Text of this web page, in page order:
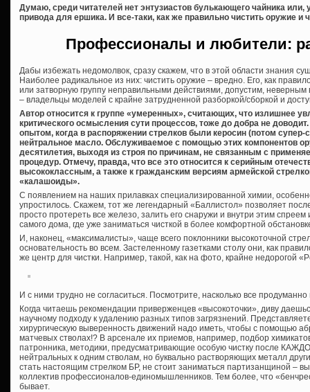
Думаю, среди читателей нет энтузиастов булькающего чайника или,
привода для ершика. И все-таки, как же правильно чистить оружие и
Профессионалы и любители:
Дабы избежать недомолвок, сразу скажем, что в этой области знания
Наиболее радикальное из них: чистить оружие – вредно. Его, как
или затворную группу неправильными действиями, допустим,
– владельцы моделей с крайне затрудненной разборкой/сборкой и
Автор относится к группе «умеренных», считающих, что излишнее
критического осмысления сути процессов, тоже до добра не
опытом, когда в распоряжении стрелков были керосин (потом супер-
нейтральное масло. Обслуживаемое с помощью этих компонентов
десятилетия, выходя из строя по причинам, не связанным с
процедур. Отмечу, правда, что все это относится к серийным
высококлассным, а также к гражданским версиям армейской
«калашоиды».
С появлением на наших прилавках специализированной химии,
упростилось. Скажем, тот же легендарный «Баллистол» позволяет
просто протереть все железо, залить его снаружи и внутри этим
самого дома, где уже заниматься чисткой в более комфортной
И, наконец, «максималисты», чаще всего поклонники высокоточной
основательность во всем. Застеленному газетками столу они, как
же центр для чистки. Например, такой, как на фото, крайне недорогой
И с ними трудно не согласиться. Посмотрите, насколько все
Когда читаешь рекомендации приверженцев «высокоточки», диву
научному подходу к удалению разных типов загрязнений.
хирургическую выверенность движений надо иметь, чтобы с помощью
матчевых стволах!? В арсенале их приемов, например, подбор
патронника, методики, предусматривающие особую чистку после
нейтральных к одним стволам, но буквально растворяющих металл
стать настоящим стрелком БР, не стоит заниматься партизанщиной –
коллектив профессионалов-единомышленников. Тем более, что
бывает.